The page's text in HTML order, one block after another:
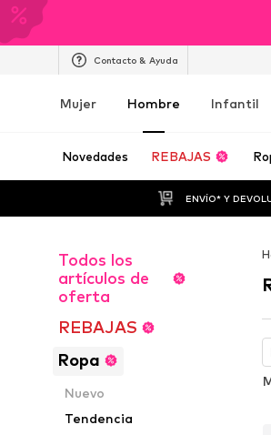
Contacto & Ayuda
Mujer Hombre Infantil
Novedades REBAJAS
ENVÍO* Y
Todos los
artículos de
oferta
REBAJAS
Ropa
Nuevo
Tendencia